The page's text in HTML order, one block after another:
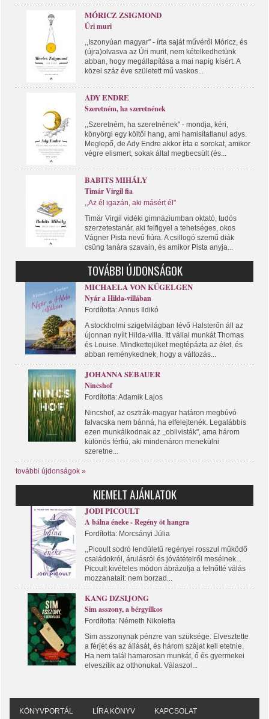
MÓRICZ ZSIGMOND
Úri muri
,,Iszonyúan magyar" - írta saját művéről Móricz, és
(újra)olvasva az Úri murit, nem kételkedhetünk
abban, hogy megállapítása a mai napig kísért. A
közel száz éve született mű vaskos...
ADY ENDRE
Szeretném, ha szeretnének
,,Szeretném, ha szeretnének" - mondja, kéri,
könyörgi egy költői hang, ami hamisítatlanul adys.
Meglepő, de Ady Endre akkor írta e sorokat, amikor
végre elismert, sokak által megbecsült (és...
BABITS MIHÁLY
Timár Virgil fia
,,Az él igazán, aki másért él"
Timár Virgil vidéki gimnáziumban oktató, tudós
szerzetestanár, aki felfigyel a tehetséges, okos
Vágner Pista nevű fiúra. A csillogó szemű diák
csüng tanára szavain, és amikor Pista anyja...
TOVÁBBI ÚJDONSÁGOK
MICHAELA VON KÜGELGEN
Nyár a Hilda-villában
Fordította: Annus Ildikó
A stockholmi szigetvilágban lévő Halsterőn áll az
újonnan nyílt Hilda-villa. Itt vállal munkát Thomas
és Louise. Mindkettejüket megtépázta az élet, és
abban reménykednek, hogy a változás...
JOHANNA SEBAUER
Nincshof
Fordította: Adamik Lajos
Nincshof, az osztrák-magyar határon megbúvó
falvacska nem bánná, ha elfelejtenék. Legalábbis
ezen munkálkodnak az ,,oblivisták", ama három
különös férfiú, aki mindenáron menekülni
szeretne...
további újdonságok »
KIEMELT AJÁNLATOK
JODI PICOULT
A bálna éneke - Regény öt hangra
Fordította: Morcsányi Júlia
,,Picoult sodró lendületű regényei rosszul működő
családokról, árulásról és jóvátételről mesélnek...
Picoult kivételes módon ábrázolja a felnőtté válás
mozzanatait: nem borzad...
KANG DZSIJONG
Sim asszony, a bérgyilkos
Fordította: Németh Nikoletta
Sim asszonynak pénzre van szüksége. Elvesztette
a férjét és az állását, és három szájat kell etetnie.
Ha nem talál hamarosan munkát, ő és gyermekei
elveszítik az otthonukat. Válaszol...
KÖNYVPORTÁL LÍRA KÖNYV KAPCSOLAT